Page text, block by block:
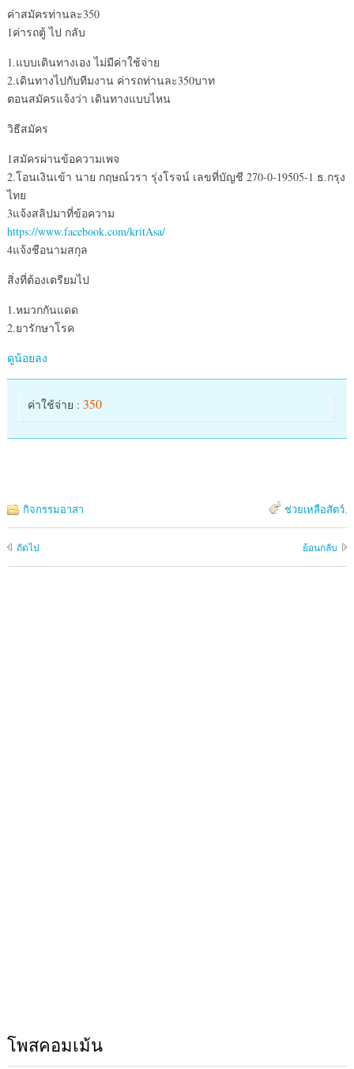
ค่าสมัครท่านละ350
1ค่ารถตู้ ไป กลับ
1.แบบเดินทางเอง ไม่มีค่าใช้จ่าย
2.เดินทางไปกับทีมงาน ค่ารถท่านละ350บาท
ตอนสมัครแจ้งว่า เดินทางแบบไหน
วิธีสมัคร
1สมัครผ่านข้อความเพจ
2.โอนเงินเข้า นาย กฤษณ์วรา รุ่งโรจน์ เลขที่บัญชี 270-0-19505-1 ธ.กรุง
ไทย
3แจ้งสลิปมาที่ข้อความ
https://www.facebook.com/kritAsa/
4แจ้งชือนามสกุล
สิ่งที่ต้องเตรียมไป
1.หมวกกันแดด
2.ยารักษาโรค
ดูน้อยลง
ค่าใช้จ่าย : 350
กิจกรรมอาสา ช่วยเหลือสัตว์.
ถัดไป ย้อนกลับ
โพสคอมเม้น